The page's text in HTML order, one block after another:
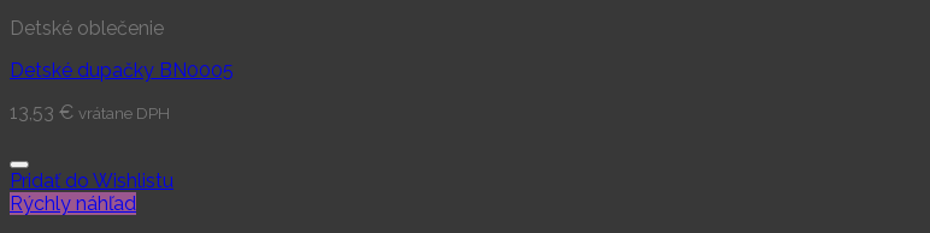
Detské oblečenie
Detské dupačky BN0005
13,53 € vrátane DPH
Pridať do Wishlistu
Rýchly náhľad